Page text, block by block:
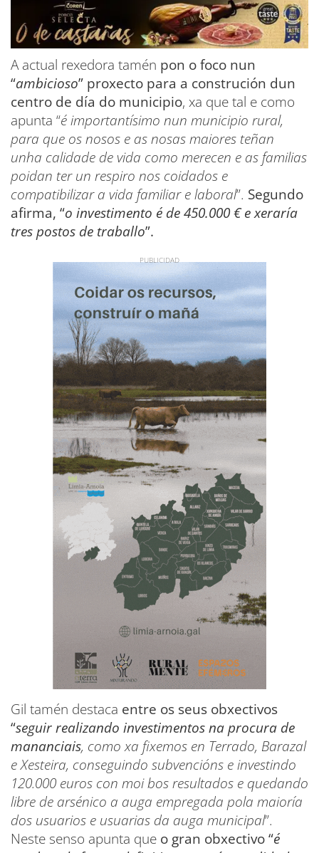
A actual rexedora tamén pon o foco nun
“ambicioso” proxecto para a construción dun
centro de día do municipio, xa que tal e como
apunta “é importantísimo nun municipio rural,
para que os nosos e as nosas maiores teñan
unha calidade de vida como merecen e as familias
poidan ter un respiro nos coidados e
compatibilizar a vida familiar e laboral”. Segundo
afirma, “o investimento é de 450.000 € e xeraría
tres postos de traballo”.
Gil tamén destaca entre os seus obxectivos
“seguir realizando investimentos na procura de
mananciais, como xa fixemos en Terrado, Barazal
e Xesteira, conseguindo subvencións e investindo
120.000 euros con moi bos resultados e quedando
libre de arsénico a auga empregada pola maioría
dos usuarios e usuarias da auga municipal”.
Neste senso apunta que o gran obxectivo “é